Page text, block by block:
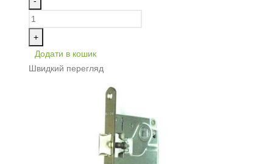
+
Додати в кошик
Швидкий перегляд